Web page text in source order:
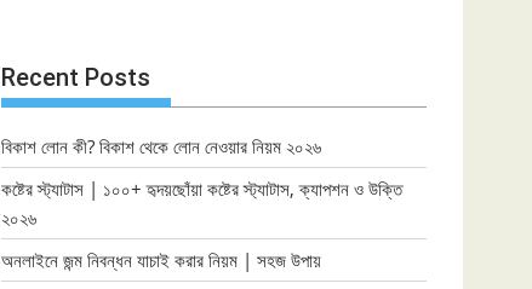
Recent Posts
বিকাশ লোন কী? বিকাশ থেকে লোন নেওয়ার নিয়ম ২০২৬
কষ্টের স্ট্যাটাস | ১০০+ হৃদয়ছোঁয়া কষ্টের স্ট্যাটাস, ক্যাপশন ও উক্তি
২০২৬
অনলাইনে জন্ম নিবন্ধন যাচাই করার নিয়ম | সহজ উপায়